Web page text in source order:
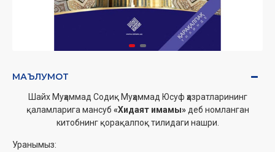
МАЪЛУМОТ
Шайх Муҳаммад Содиқ Муҳаммад Юсуф ҳазратларининг
қаламларига мансуб «Хидаят имамы»деб номланган
китобнинг қорақалпоқ тилидаги нашри.
Уранымыз: